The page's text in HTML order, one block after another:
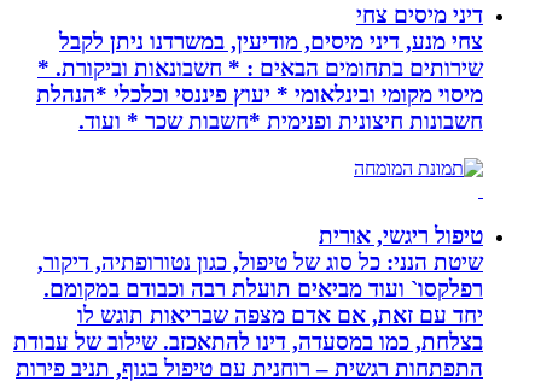
דיני מיסים צחי
צחי מנע, דיני מיסים, מודיעין, במשרדנו ניתן לקבל
שירותים בתחומים הבאים : * חשבונאות וביקורת. *
מיסוי מקומי ובינלאומי * יעוץ פיננסי וכלכלי *הנהלת
חשבונות חיצונית ופנימית *חשבות שכר * ועוד.
טיפול ריגשי, אורית
שיטת הנני: כל סוג של טיפול, כגון נטורופתיה, דיקור,
רפלקסו` ועוד מביאים תועלת רבה וכבודם במקומם.
יחד עם זאת, אם אדם מצפה שבריאות תוגש לו
בצלחת, כמו במסעדה, דינו להתאכזב. שילוב של עבודת
התפתחות רגשית – רוחנית עם טיפול בגוף, תניב פירות